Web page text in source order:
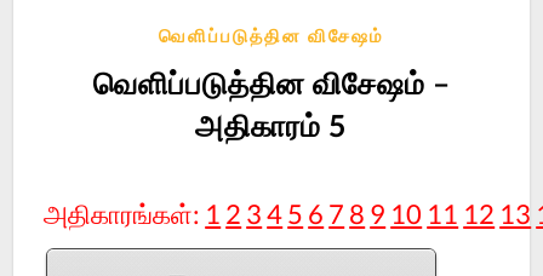
வெளிப்படுத்தின விசேஷம்
வெளிப்படுத்தின விசேஷம் –
அதிகாரம் 5
அதிகாரங்கள்: 1 2 345 6 7 8 9 10 11 12 13